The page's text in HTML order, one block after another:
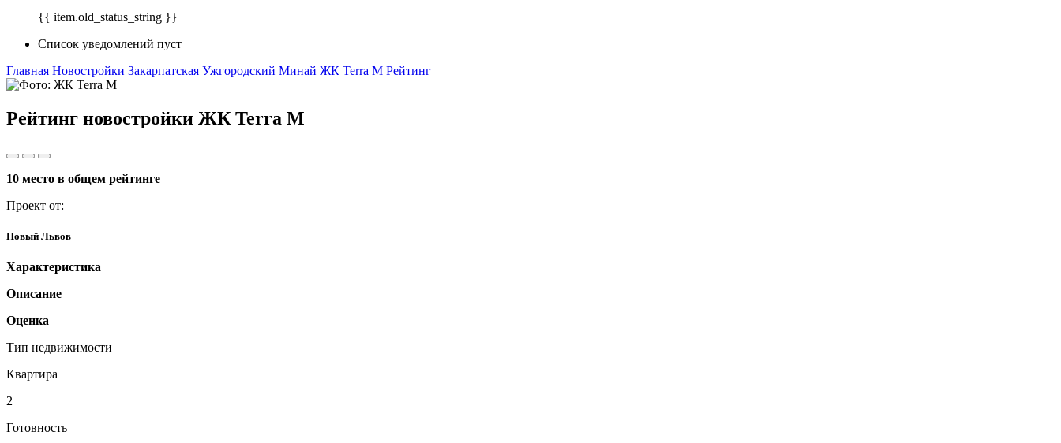
{{ item.old_status_string }}
Список уведомлений пуст
Главная Новостройки Закарпатская Ужгородский Минай ЖК Terra M Рейтинг
Рейтинг новостройки ЖК Terra M
10 место в общем рейтинге
Проект от:
Новый Львов
Характеристика
Описание
Оценка
Тип недвижимости
Квартира
2
Готовность